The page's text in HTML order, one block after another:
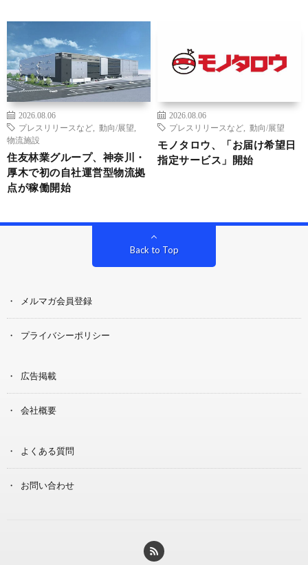
2026.08.06
プレスリリースなど
動向/展望
物流施設
住友林業グループ、神奈川・
厚木で初の自社運営型物流拠
点が稼働開始
2026.08.06
プレスリリースなど
動向/展望
モノタロウ、「お届け希望日
指定サービス」開始
Back to Top
メルマガ会員登録
プライバシーポリシー
広告掲載
会社概要
よくある質問
お問い合わせ